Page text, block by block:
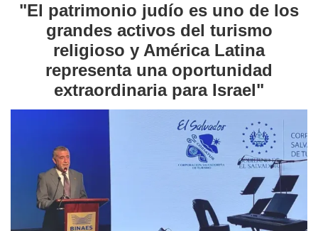
"El patrimonio judío es uno de los
grandes activos del turismo
religioso y América Latina
representa una oportunidad
extraordinaria para Israel"